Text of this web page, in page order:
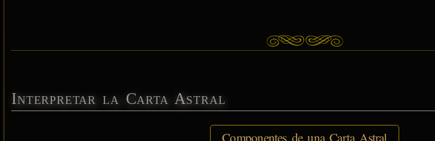
Interpretar la Carta Astral
Componentes de una Carta Astral